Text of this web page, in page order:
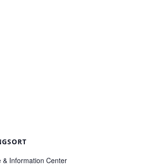
& Information Center